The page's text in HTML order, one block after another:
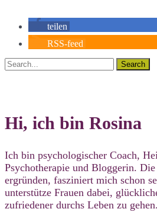
teilen
RSS-feed
Search
Hi, ich bin Rosina
Ich bin psychologischer Coach,
Psychotherapie und Bloggerin.
ergründen, fasziniert mich schon
unterstütze Frauen dabei,
zufriedener durchs Leben zu gehen.